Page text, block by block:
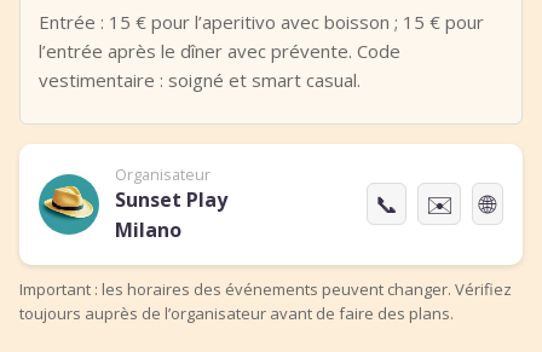
Entrée : 15 € pour l’aperitivo avec boisson ; 15 € pour
l’entrée après le dîner avec prévente. Code
vestimentaire : soigné et smart casual.
Organisateur
Sunset Play
Milano
📞 ✉️ 🌐
Important : les horaires des événements peuvent changer. Vérifiez
toujours auprès de l’organisateur avant de faire des plans.